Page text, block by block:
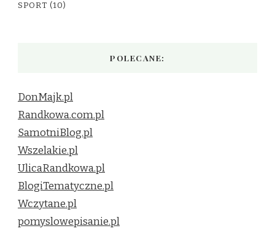
SPORT (10)
POLECANE:
DonMajk.pl
Randkowa.com.pl
SamotniBlog.pl
Wszelakie.pl
UlicaRandkowa.pl
BlogiTematyczne.pl
Wczytane.pl
pomyslowepisanie.pl